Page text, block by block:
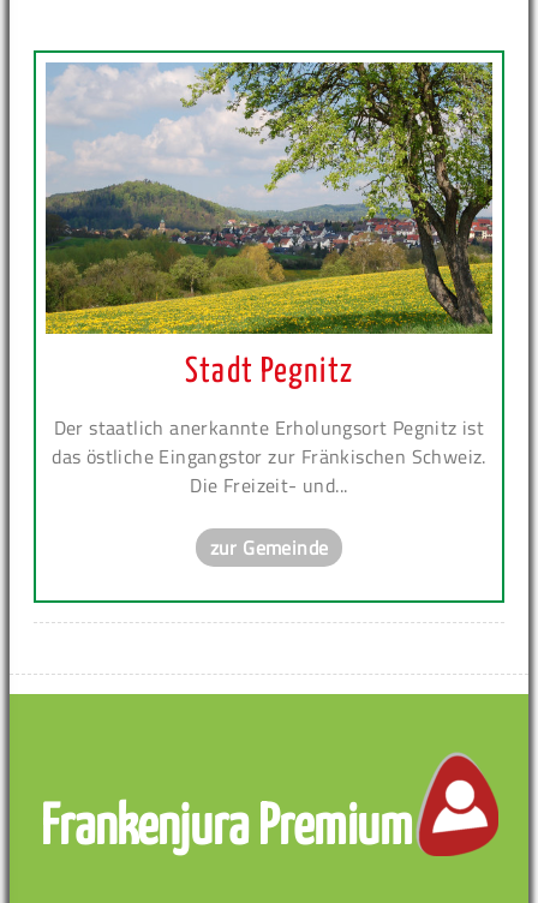
Stadt Pegnitz
Der staatlich anerkannte Erholungsort Pegnitz ist
das östliche Eingangstor zur Fränkischen Schweiz.
Die Freizeit- und...
zur Gemeinde
Frankenjura Premium